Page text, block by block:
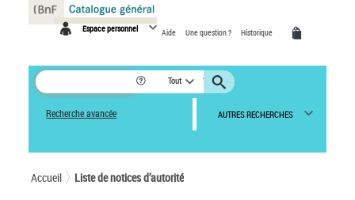
Espace personnel Aide Une question ? Historique
Tout
Recherche avancée AUTRES RECHERCHES
Accueil Liste de notices d’autorité
Panneau de gestion des cookies